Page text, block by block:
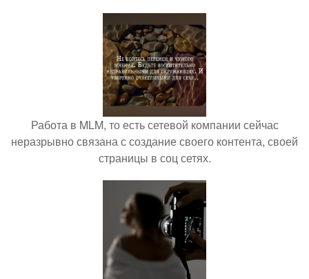
Работа в MLM, то есть сетевой компании сейчас
неразрывно связана с создание своего контента, своей
страницы в соц сетях.